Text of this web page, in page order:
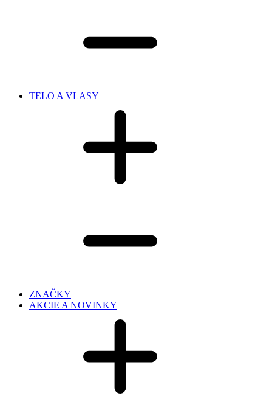
TELO A VLASY
ZNAČKY
AKCIE A NOVINKY